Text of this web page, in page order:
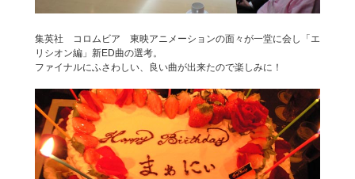
集英社 コロムビア 東映アニメーションの面々が一堂に会し「エ
リシオン編」新ED曲の選考。
ファイナルにふさわしい、良い曲が出来たので楽しみに！